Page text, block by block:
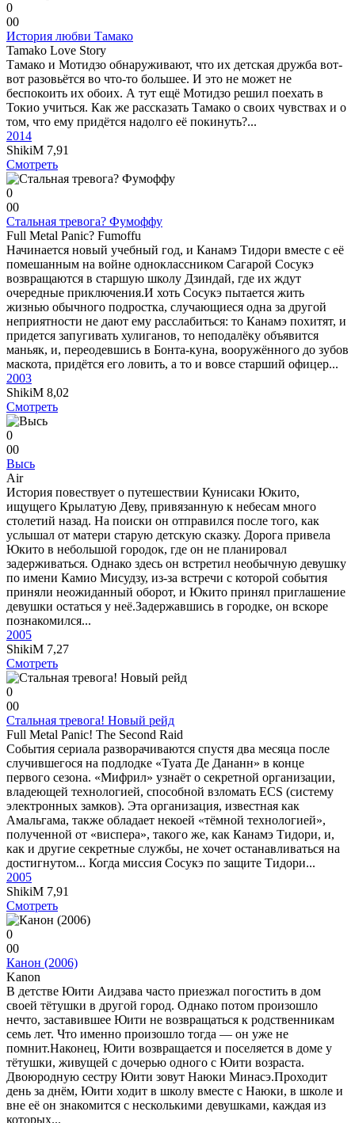
0
00
История любви Тамако
Tamako Love Story
Тамако и Мотидзо обнаруживают, что их детская дружба вот-
вот разовьётся во что-то большее. И это не может не
беспокоить их обоих. А тут ещё Мотидзо решил поехать в
Токио учиться. Как же рассказать Тамако о своих чувствах и о
том, что ему придётся надолго её покинуть?...
2014
ShikiM 7,91
Смотреть
0
00
Стальная тревога? Фумоффу
Full Metal Panic? Fumoffu
Начинается новый учебный год, и Канамэ Тидори вместе с её
помешанным на войне одноклассником Сагарой Сосукэ
возвращаются в старшую школу Дзиндай, где их ждут
очередные приключения.И хоть Сосукэ пытается жить
жизнью обычного подростка, случающиеся одна за другой
неприятности не дают ему расслабиться: то Канамэ похитят, и
придется запугивать хулиганов, то неподалёку объявится
маньяк, и, переодевшись в Бонта-куна, вооружённого до зубов
маскота, придётся его ловить, а то и вовсе старший офицер...
2003
ShikiM 8,02
Смотреть
0
00
Высь
Air
История повествует о путешествии Кунисаки Юкито,
ищущего Крылатую Деву, привязанную к небесам много
столетий назад. На поиски он отправился после того, как
услышал от матери старую детскую сказку. Дорога привела
Юкито в небольшой городок, где он не планировал
задерживаться. Однако здесь он встретил необычную девушку
по имени Камио Мисудзу, из-за встречи с которой события
приняли неожиданный оборот, и Юкито принял приглашение
девушки остаться у неё.Задержавшись в городке, он вскоре
познакомился...
2005
ShikiM 7,27
Смотреть
0
00
Стальная тревога! Новый рейд
Full Metal Panic! The Second Raid
События сериала разворачиваются спустя два месяца после
случившегося на подлодке «Туата Де Дананн» в конце
первого сезона. «Мифрил» узнаёт о секретной организации,
владеющей технологией, способной взломать ECS (систему
электронных замков). Эта организация, известная как
Амальгама, также обладает некоей «тёмной технологией»,
полученной от «виспера», такого же, как Канамэ Тидори, и,
как и другие секретные службы, не хочет останавливаться на
достигнутом... Когда миссия Сосукэ по защите Тидори...
2005
ShikiM 7,91
Смотреть
0
00
Канон (2006)
Kanon
В детстве Юити Аидзава часто приезжал погостить в дом
своей тётушки в другой город. Однако потом произошло
нечто, заставившее Юити не возвращаться к родственникам
семь лет. Что именно произошло тогда — он уже не
помнит.Наконец, Юити возвращается и поселяется в доме у
тётушки, живущей с дочерью одного с Юити возраста.
Двоюродную сестру Юити зовут Наюки Минасэ.Проходит
день за днём, Юити ходит в школу вместе с Наюки, в школе и
вне её он знакомится с несколькими девушками, каждая из
которых...